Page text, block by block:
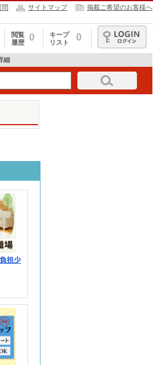
問 サイトマップ 掲載ご希望のお客様へ
閲覧
履歴
0
キープ
リスト
0
ログイン
細
担少